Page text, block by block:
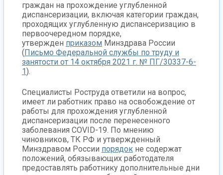
граждан на прохождение углубленной
диспансеризации, включая категории граждан,
проходящих углубленную диспансеризацию в
первоочередном порядке,
утвержден приказом Минздрава России
(Письмо Федеральной службы по труду и
занятости от 14 октября 2021 г. № ПГ/30337-6-
1).
Специалисты Роструда ответили на вопрос,
имеет ли работник право на освобождение от
работы для прохождения углубленной
диспансеризации после перенесенного
заболевания COVID-19. По мнению
чиновников, ТК РФ и утвержденный
Минздравом России порядок не содержат
положений, обязывающих работодателя
предоставлять работнику дополнительные дни